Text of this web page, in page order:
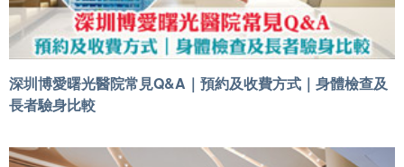
深圳博愛曙光醫院常見Q&A｜預約及收費方式｜身體檢查及
長者驗身比較